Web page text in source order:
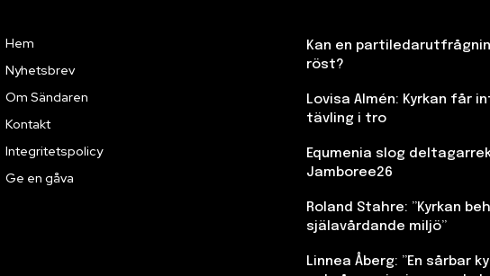
Hem
Nyhetsbrev
Om Sändaren
Kontakt
Integritetspolicy
Ge en gåva
Kan en
röst?
Lovisa Almén: Kyrkan får
tävling i tro
Equmenia slog
Jamboree26
Roland Stahre: ”Kyrkan
själavårdande miljö”
Linnea Åberg: ”En sårbar